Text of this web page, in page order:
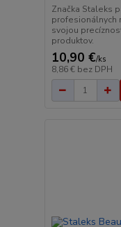
Značka Staleks
profesionálnych
svojou
produktov.
10,90 €/ks
8,86 € bez DPH